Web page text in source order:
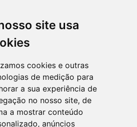
site usa
cookies e outras
de medição para
a sua experiência de
no nosso site, de
a mostrar conteúdo
anúncios